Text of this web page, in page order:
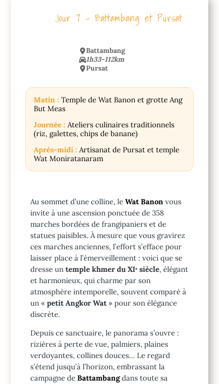
Jour 7 – Battambang et Pursat
Battambang
1h33-112km
Pursat
Matin : Temple de Wat Banon et grotte Ang
But Meas
Journée : Ateliers culinaires traditionnels
(riz, galettes, chips de banane)
Après-midi : Artisanat de Pursat et temple
Wat Moniratanaram
Au sommet d’une colline, leWat Banon vous
invite à une ascension ponctuée de 358
marches bordées de frangipaniers et de
statues paisibles. À mesure que vous gravirez
ces marches anciennes, l’effort s’efface pour
laisser place à l’émerveillement : voici que se
dresse untemple khmer du XIᵉ siècle, élégant
et harmonieux, qui charme par son
atmosphère intemporelle, souvent comparé à
un «petit Angkor Wat» pour son élégance
discrète.
Depuis ce sanctuaire, le panorama s’ouvre :
rizières à perte de vue, palmiers, plaines
verdoyantes, collines douces… Le regard
s’étend jusqu’à l’horizon, embrassant la
campagne deBattambangdans toute sa